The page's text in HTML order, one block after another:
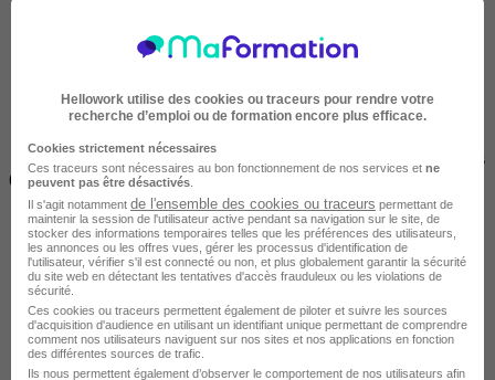
2 jours à 2 semaines
(14h à 70h)
Hellowork utilise des cookies ou traceurs pour rendre votre
recherche d’emploi ou de formation encore plus efficace.
Cookies strictement nécessaires
Ces traceurs sont nécessaires au bon fonctionnement de nos services et ne
peuvent pas être désactivés
Il s'agit notamment de l'ensemble des cookies ou traceurs permettant de
maintenir la session de l'utilisateur active pendant sa navigation sur le site, de
stocker des informations temporaires telles que les préférences des utilisateurs,
les annonces ou les offres vues, gérer les processus d'identification de
l'utilisateur, vérifier s'il est connecté ou non, et plus globalement garantir la sécurité
du site web en détectant les tentatives d'accès frauduleux ou les violations de
sécurité.
Ces cookies ou traceurs permettent également de piloter et suivre les sources
d'acquisition d'audience en utilisant un identifiant unique permettant de comprendre
comment nos utilisateurs naviguent sur nos sites et nos applications en fonction
des différentes sources de trafic.
Ils nous permettent également d’observer le comportement de nos utilisateurs afin